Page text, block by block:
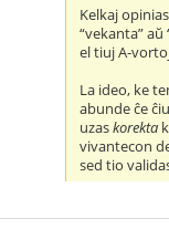
Kelkaj
“vekanta”
el tiuj A-
La ideo, ke
abunde ĉe
uzaskorekta
vivantecon
sed tio